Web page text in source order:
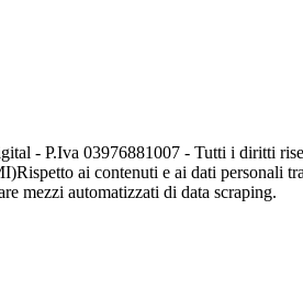
- P.Iva 03976881007 - Tutti i diritti
Rispetto ai contenuti e ai dati personali
mezzi automatizzati di data scraping.